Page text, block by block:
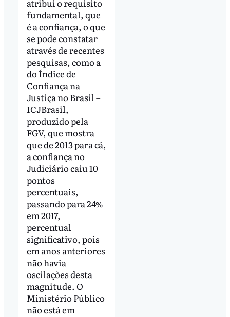
atribui o requisito
fundamental, que
é a confiança, o que
se pode constatar
através de recentes
pesquisas, como a
do Índice de
Confiança na
Justiça no Brasil –
ICJBrasil,
produzido pela
FGV, que mostra
que de 2013 para cá,
a confiança no
Judiciário caiu 10
pontos
percentuais,
passando para 24%
em 2017,
percentual
significativo, pois
em anos anteriores
não havia
oscilações desta
magnitude. O
Ministério Público
não está em